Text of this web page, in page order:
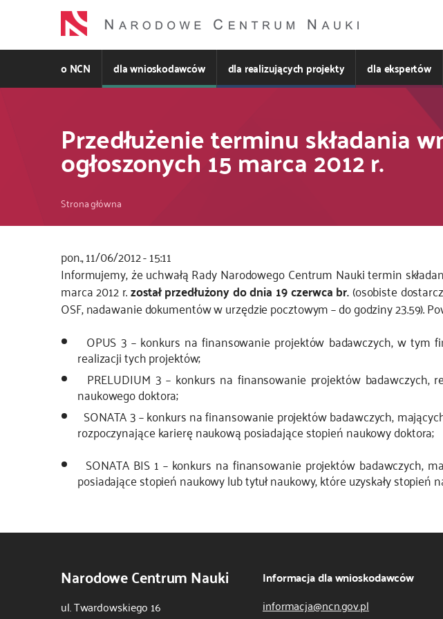
o NCN dla wnioskodawców dla realizujących projekty dla ekspertów
Przedłużenie terminu składania
ogłoszonych 15 marca 2012 r.
Ścieżka
nawigacyjna
Strona główna
pon., 11/06/2012 - 15:11
Informujemy, że uchwałą Rady Narodowego Centrum Nauki termin
marca 2012 r.został przedłużony do dnia 19 czerwca br.(osobiste
OSF, nadawanie dokumentów w urzędzie pocztowym – do godziny 23.59).
OPUS 3 – konkurs na finansowanie projektów badawczych, w tym
realizacji tych projektów;
PRELUDIUM 3 – konkurs na finansowanie projektów badawczych,
naukowego doktora;
SONATA 3 – konkurs na finansowanie projektów badawczych,
rozpoczynające karierę naukową posiadające stopień naukowy doktora;
SONATA BIS 1 – konkurs na finansowanie projektów badawczych,
posiadające stopień naukowy lub tytuł naukowy, które uzyskały
Narodowe Centrum Nauki
ul. Twardowskiego 16
Informacja dla wnioskodawców
informacja@ncn.gov.pl